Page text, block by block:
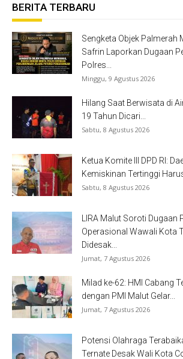
BERITA TERBARU
Sengketa Objek Palmerah
Safrin Laporkan Dugaan
Polres...
Minggu, 9 Agustus 2026
Hilang Saat Berwisata di
19 Tahun Dicari...
Sabtu, 8 Agustus 2026
Ketua Komite III DPD RI:
Kemiskinan Tertinggi
Sabtu, 8 Agustus 2026
LIRA Malut Soroti Dugaan
Operasional Wawali Kota
Didesak...
Jumat, 7 Agustus 2026
Milad ke-62: HMI Cabang
dengan PMI Malut Gelar...
Jumat, 7 Agustus 2026
Potensi Olahraga
Ternate Desak Wali Kota